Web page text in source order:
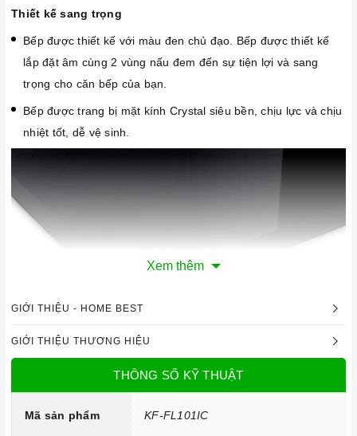
Thiết kế sang trọng
Bếp được thiết kế với màu đen chủ đạo. Bếp được thiết kế
lắp đặt âm cùng 2 vùng nấu đem đến sự tiện lợi và sang
trọng cho căn bếp của bạn.
Bếp được trang bị mặt kính Crystal siêu bền, chịu lực và chịu
nhiệt tốt, dễ vệ sinh.
Mặt kính Crystal, chịu lực, chịu nhiệt
Công nghệ hiện đại
Bo mạch IGBT SIMENS Made in Germany
Xem thêm
GIỚI THIỆU - HOME BEST
GIỚI THIỆU THƯƠNG HIỆU
THÔNG SỐ KỸ THUẬT
Mã sản phẩm KF-FL101IC